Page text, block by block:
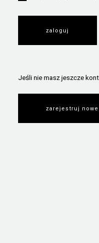
Jeśli nie masz jeszcze
zarejestruj